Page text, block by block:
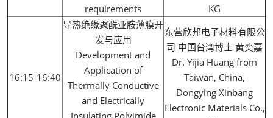
requirements
KG
16:15-16:40
导热绝缘聚酰亚胺薄膜开
发与应用
Development and
Application of
Thermally Conductive
and Electrically
Insulating Polyimide
东营欣邦电子材料有限公
司 中国台湾博士 黄奕嘉
Dr. Yijia Huang from
Taiwan, China,
Dongying Xinbang
Electronic Materials Co.,